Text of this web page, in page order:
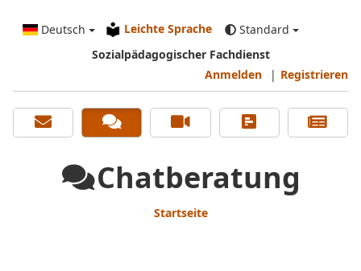
Deutsch Leichte Sprache
Standard
Sozialpädagogischer Fachdienst
Anmelden
| Registrieren
Chatberatung
Startseite